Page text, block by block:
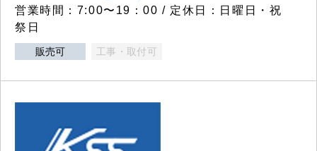
営業時間：7:00〜19：00 / 定休日：日曜日・祝
祭日
販売可 工事・取付可